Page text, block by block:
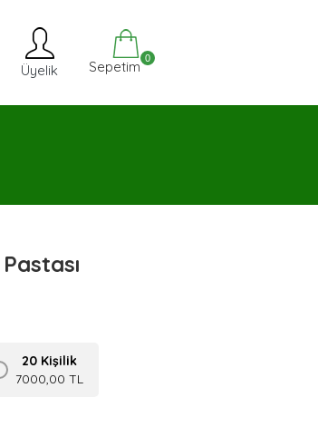
Üyelik Sepetim 0
20 Kişilik
7000,00 TL